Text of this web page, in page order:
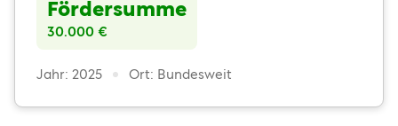
Fördersumme
30.000 €
Jahr: 2025 Ort: Bundesweit